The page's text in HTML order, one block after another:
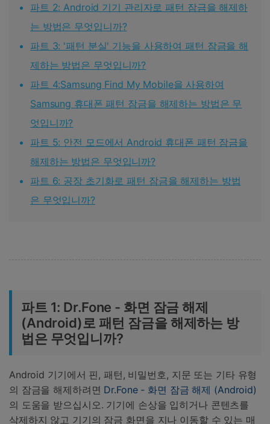
파트 2: Android 기기 관리자로 패턴 잠금을 해제하
는 방법은 무엇입니까?
파트 3: '패턴 분실' 기능을 사용하여 패턴 잠금을 해
제하는 방법은 무엇입니까?
파트 4:Samsung Find My Mobile을 사용하여
Samsung 휴대폰 패턴 잠금을 해제하는 방법은 무
엇입니까?
파트 5: 안전 모드에서 Android 휴대폰 패턴 잠금을
해제하는 방법은 무엇입니까?
파트 6: 공장 초기화로 패턴 잠금을 해제하는 방법
은 무엇입니까?
파트 1: Dr.Fone - 화면 잠금 해제
(Android)로 패턴 잠금을 해제하는 방
법은 무엇입니까?
Android 기기에서 핀, 패턴, 비밀번호, 지문 또는 기타 유형
의 잠금을 해제하려면 Dr.Fone - 화면 잠금 해제 (Android)
의 도움을 받으십시오. 기기에 손상을 입히거나 콘텐츠를
삭제하지 않고 기기의 잠금 화면을 지나 이동할 수 있는 매